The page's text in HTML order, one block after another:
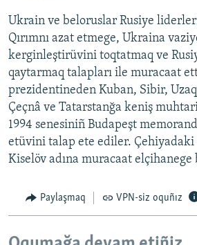
Ukrain ve beloruslar Rusiye
Qırımnı azat etmege, Ukraina
kerginleştirüvini toqtatmaq ve
qaytarmaq talapları ile muracaat
prezidentineden Kuban, Sibir,
Çeçnâ ve Tatarstanğa keniş
1994 senesiniñ Budapeşt
etüvini talap ete ediler. Çehiyadaki
Kiselöv adına muracaat
Paylaşmaq VPN-siz oquñız